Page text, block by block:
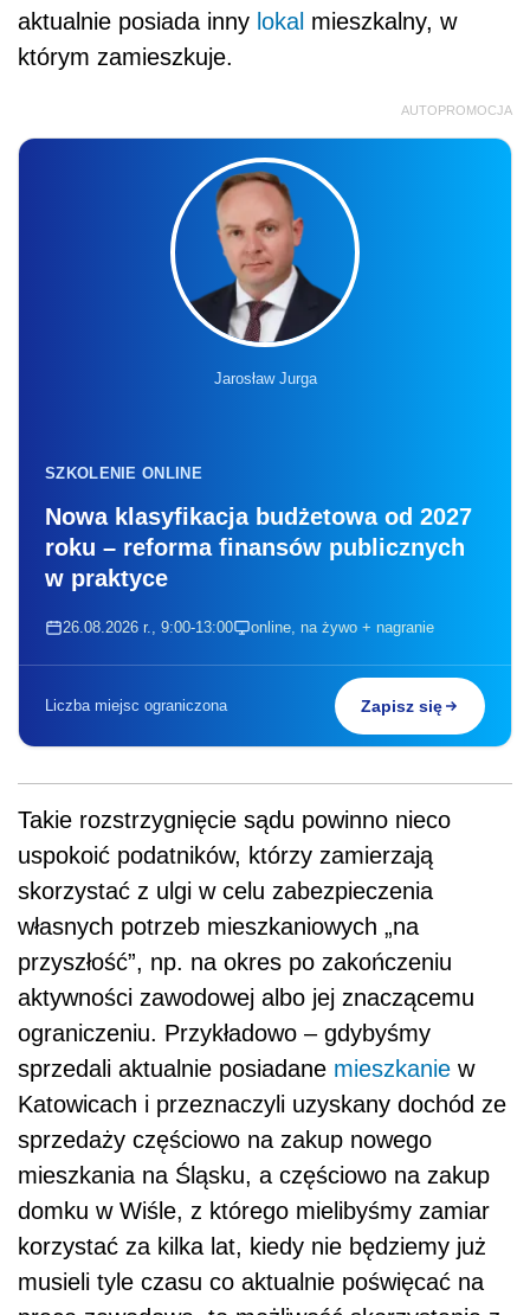
aktualnie posiada inny lokal mieszkalny, w
którym zamieszkuje.
AUTOPROMOCJA
Jarosław Jurga
SZKOLENIE ONLINE
Nowa klasyfikacja budżetowa od 2027
roku – reforma finansów publicznych
w praktyce
26.08.2026 r., 9:00-13:00 online, na żywo + nagranie
Liczba miejsc ograniczona Zapisz się
Takie rozstrzygnięcie sądu powinno nieco
uspokoić podatników, którzy zamierzają
skorzystać z ulgi w celu zabezpieczenia
własnych potrzeb mieszkaniowych „na
przyszłość”, np. na okres po zakończeniu
aktywności zawodowej albo jej znaczącemu
ograniczeniu. Przykładowo – gdybyśmy
sprzedali aktualnie posiadane mieszkanie w
Katowicach i przeznaczyli uzyskany dochód ze
sprzedaży częściowo na zakup nowego
mieszkania na Śląsku, a częściowo na zakup
domku w Wiśle, z którego mielibyśmy zamiar
korzystać za kilka lat, kiedy nie będziemy już
musieli tyle czasu co aktualnie poświęcać na